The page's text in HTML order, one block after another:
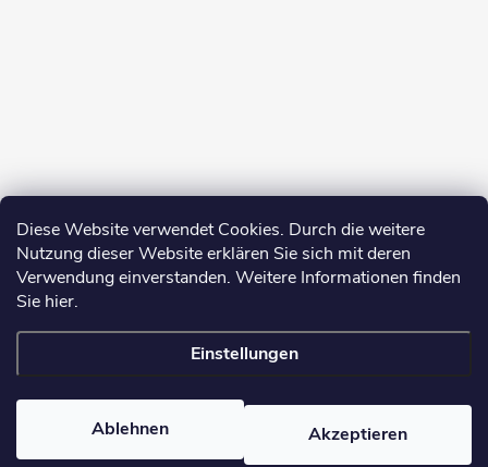
Diese Website verwendet Cookies. Durch die weitere
Nutzung dieser Website erklären Sie sich mit deren
Verwendung einverstanden. Weitere Informationen finden
Sie hier.
Einstellungen
Ablehnen Akzeptieren
Einstellungen ändern